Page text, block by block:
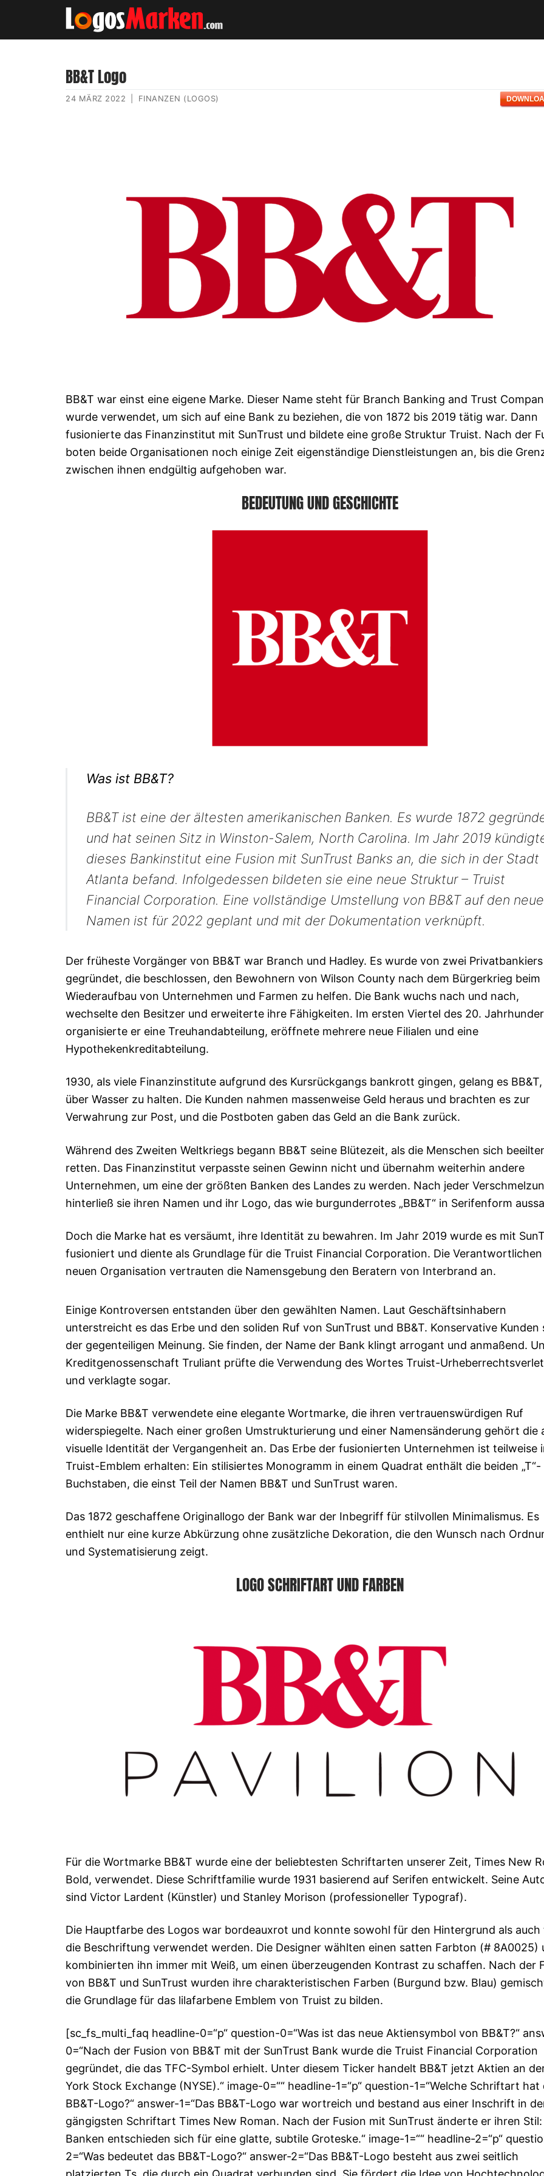
BB&T Logo
24 MÄRZ 2022 FINANZEN (LOGOS)
BB&T war einst eine eigene Marke. Dieser Name steht für Branch Banking and Trust
wurde verwendet, um sich auf eine Bank zu beziehen, die von 1872 bis 2019 tätig war. Dann
fusionierte das Finanzinstitut mit SunTrust und bildete eine große Struktur Truist. Nach der
boten beide Organisationen noch einige Zeit eigenständige Dienstleistungen an, bis die
zwischen ihnen endgültig aufgehoben war.
BEDEUTUNG UND GESCHICHTE
Was ist BB&T?
BB&T ist eine der ältesten amerikanischen Banken. Es wurde 1872
und hat seinen Sitz in Winston-Salem, North Carolina. Im Jahr 2019
dieses Bankinstitut eine Fusion mit SunTrust Banks an, die sich in der Stadt
Atlanta befand. Infolgedessen bildeten sie eine neue Struktur – Truist
Financial Corporation. Eine vollständige Umstellung von BB&T auf den
Namen ist für 2022 geplant und mit der Dokumentation verknüpft.
Der früheste Vorgänger von BB&T war Branch und Hadley. Es wurde von zwei Privatbankiers
gegründet, die beschlossen, den Bewohnern von Wilson County nach dem Bürgerkrieg beim
Wiederaufbau von Unternehmen und Farmen zu helfen. Die Bank wuchs nach und nach,
wechselte den Besitzer und erweiterte ihre Fähigkeiten. Im ersten Viertel des 20.
organisierte er eine Treuhandabteilung, eröffnete mehrere neue Filialen und eine
Hypothekenkreditabteilung.
1930, als viele Finanzinstitute aufgrund des Kursrückgangs bankrott gingen, gelang es
über Wasser zu halten. Die Kunden nahmen massenweise Geld heraus und brachten es zur
Verwahrung zur Post, und die Postboten gaben das Geld an die Bank zurück.
Während des Zweiten Weltkriegs begann BB&T seine Blütezeit, als die Menschen sich
retten. Das Finanzinstitut verpasste seinen Gewinn nicht und übernahm weiterhin andere
Unternehmen, um eine der größten Banken des Landes zu werden. Nach jeder
hinterließ sie ihren Namen und ihr Logo, das wie burgunderrotes „BB&T“ in Serifenform
Doch die Marke hat es versäumt, ihre Identität zu bewahren. Im Jahr 2019 wurde es mit
fusioniert und diente als Grundlage für die Truist Financial Corporation. Die
neuen Organisation vertrauten die Namensgebung den Beratern von Interbrand an.
Einige Kontroversen entstanden über den gewählten Namen. Laut Geschäftsinhabern
unterstreicht es das Erbe und den soliden Ruf von SunTrust und BB&T. Konservative Kunden
der gegenteiligen Meinung. Sie finden, der Name der Bank klingt arrogant und anmaßend.
Kreditgenossenschaft Truliant prüfte die Verwendung des Wortes Truist-
und verklagte sogar.
Die Marke BB&T verwendete eine elegante Wortmarke, die ihren vertrauenswürdigen Ruf
widerspiegelte. Nach einer großen Umstrukturierung und einer Namensänderung gehört die
visuelle Identität der Vergangenheit an. Das Erbe der fusionierten Unternehmen ist teilweise
Truist-Emblem erhalten: Ein stilisiertes Monogramm in einem Quadrat enthält die beiden „T“-
Buchstaben, die einst Teil der Namen BB&T und SunTrust waren.
Das 1872 geschaffene Originallogo der Bank war der Inbegriff für stilvollen Minimalismus. Es
enthielt nur eine kurze Abkürzung ohne zusätzliche Dekoration, die den Wunsch nach
und Systematisierung zeigt.
LOGO SCHRIFTART UND FARBEN
Für die Wortmarke BB&T wurde eine der beliebtesten Schriftarten unserer Zeit, Times New
Bold, verwendet. Diese Schriftfamilie wurde 1931 basierend auf Serifen entwickelt. Seine
sind Victor Lardent (Künstler) und Stanley Morison (professioneller Typograf).
Die Hauptfarbe des Logos war bordeauxrot und konnte sowohl für den Hintergrund als auch
die Beschriftung verwendet werden. Die Designer wählten einen satten Farbton (# 8A0025)
kombinierten ihn immer mit Weiß, um einen überzeugenden Kontrast zu schaffen. Nach der
von BB&T und SunTrust wurden ihre charakteristischen Farben (Burgund bzw. Blau)
die Grundlage für das lilafarbene Emblem von Truist zu bilden.
[sc_fs_multi_faq headline-0=“p“ question-0=“Was ist das neue Aktiensymbol von BB&T?“
0=“Nach der Fusion von BB&T mit der SunTrust Bank wurde die Truist Financial Corporation
gegründet, die das TFC-Symbol erhielt. Unter diesem Ticker handelt BB&T jetzt Aktien an
York Stock Exchange (NYSE).“ image-0=““ headline-1=“p“ question-1=“Welche Schriftart hat
BB&T-Logo?“ answer-1=“Das BB&T-Logo war wortreich und bestand aus einer Inschrift in
gängigsten Schriftart Times New Roman. Nach der Fusion mit SunTrust änderte er ihren Stil:
Banken entschieden sich für eine glatte, subtile Groteske.“ image-1=““ headline-2=“p“
2=“Was bedeutet das BB&T-Logo?“ answer-2=“Das BB&T-Logo besteht aus zwei seitlich